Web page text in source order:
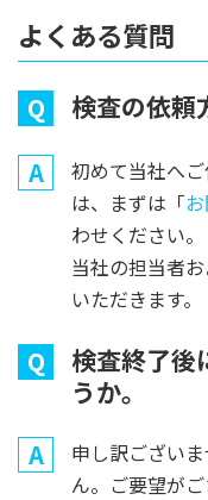
よくある質問
Q 検査の依頼
A
初めて当社へ
は、まずは「
わせください。
当社の担当者
いただきます。
Q
検査終了後
うか。
A
申し訳ござい
ん。ご要望が